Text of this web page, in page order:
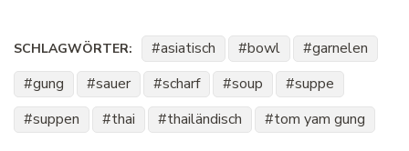
SCHLAGWÖRTER: asiatisch bowl
garnelen
gung
sauer scharf soup
suppe
suppen
thai thailändisch tom yam gung